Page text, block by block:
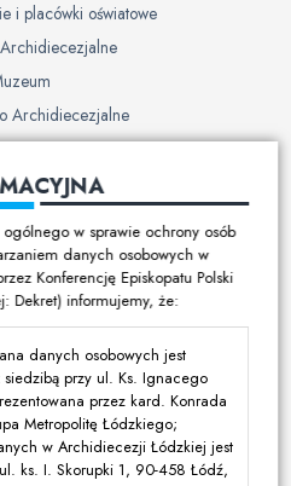
i placówki oświatowe
Archidiecezjalne
duszpasterski
duszpasterskiej
specjalistyczne
Filmy
Zdjęcia
w sprawie ochrony osób
danych osobowych w
Konferencję Episkopatu Polski
Dekret) informujemy, że:
danych osobowych jest
przy ul. Ks. Ignacego
przez kard. Konrada
Metropolitę Łódzkiego;
w Archidiecezji Łódzkiej jest
ks. I. Skorupki 1, 90-458 Łódź,